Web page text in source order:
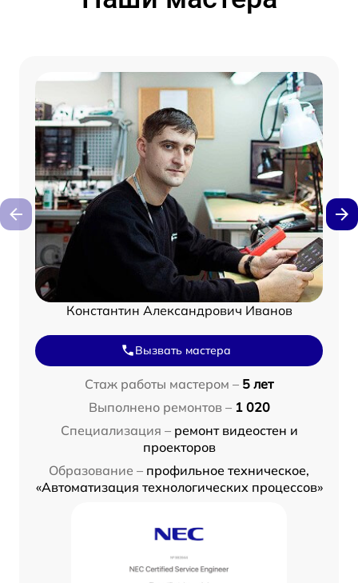
Константин Александрович Иванов
Вызвать мастера
Стаж работы мастером – 5 лет
Выполнено ремонтов – 1 020
Специализация – ремонт видеостен и
проекторов
Образование – профильное техническое,
«Автоматизация технологических процессов»